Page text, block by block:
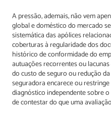
A pressão, ademais, não vem
global e doméstico do mercado
sistemática das apólices
coberturas à regularidade dos
histórico de conformidade do
autuações recorrentes ou
do custo de seguro ou redução
seguradora encarece ou
diagnóstico independente sobre
de contestar do que uma